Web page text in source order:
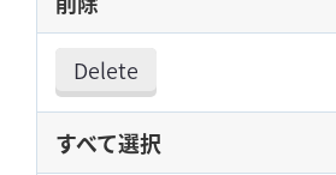
Delete
すべて選択